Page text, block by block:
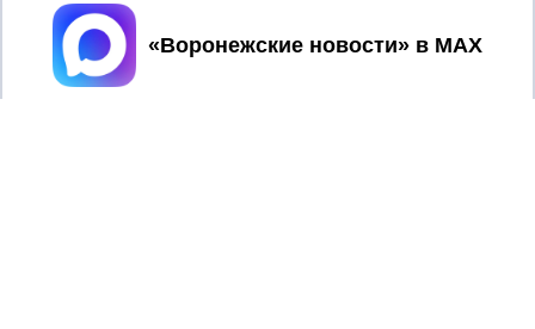
Главный редактор: Пирогов А.А.
Телефон редакции: +7 (473) 262 77 92
Электронная почта редакции:
Принять